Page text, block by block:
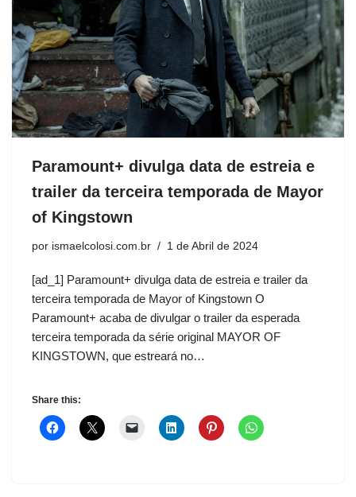
Paramount+ divulga data de estreia e
trailer da terceira temporada de Mayor
of Kingstown
por ismaelcolosi.com.br 1 de Abril de 2024
[ad_1] Paramount+ divulga data de estreia e trailer da
terceira temporada de Mayor of Kingstown O
Paramount+ acaba de divulgar o trailer da esperada
terceira temporada da série original MAYOR OF
KINGSTOWN, que estreará no…
Share this: